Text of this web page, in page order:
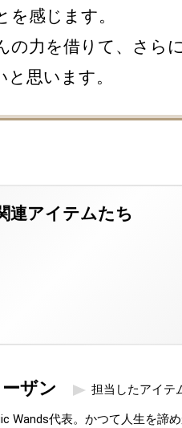
感じます。
の力を借りて、さら
思います。
ザン 担当したアイテ
Wands代表。かつて人生を諦